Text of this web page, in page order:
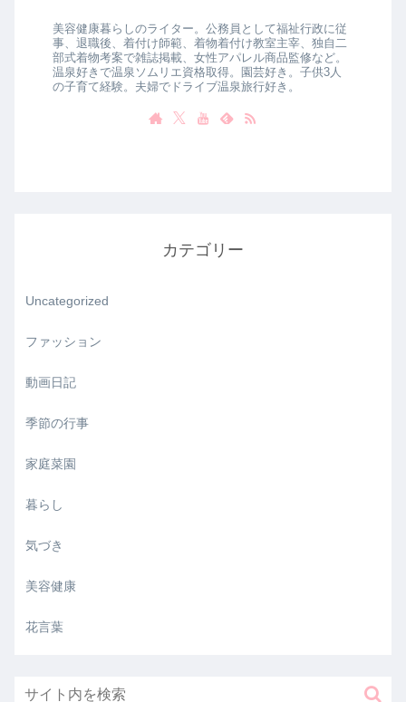
美容健康暮らしのライター。公務員として福祉行政に従
事、退職後、着付け師範、着物着付け教室主宰、独自二
部式着物考案で雑誌掲載、女性アパレル商品監修など。
温泉好きで温泉ソムリエ資格取得。園芸好き。子供3人
の子育て経験。夫婦でドライブ温泉旅行好き。
カテゴリー
Uncategorized
ファッション
動画日記
季節の行事
家庭菜園
暮らし
気づき
美容健康
花言葉